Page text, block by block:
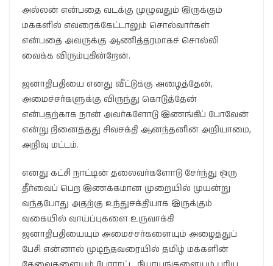
அல்லன் என்பதை வடக்கு முழுவதும் இருக்கும்
மக்களில் எவரைக்கேட்டாலும் சொல்வார்கள்
என்பதை அவருக்கு ஆணித்தரமாகச் சொல்லி
வைக்க விரும்புகின்றேன்.
ஜனாதிபதியை எனது வீட்டுக்கு அழைத்தேன்,
அமைச்சர்களுக்கு விருந்து கொடுத்தேன்
என்பதற்காக நான் அவர்களோடு இணங்கிப் போவேன்
என்று நினைத்தது சிவசக்தி ஆனந்தனின் அறியாமை,
அறிவு மட்டம்.
எனது கட்சி நாட்டின் தலைவர்களோடு சேர்ந்து ஒரு
தீர்வைப் பெற இணக்கமான முறையில் முயன்று
வந்தபோது அதற்கு உந்துசக்தியாக இருக்கும்
வகையில் வாய்ப்புகளை உருவாக்கி
ஜனாதிபதியையும் அமைச்சர்களையும் அழைத்துப்
பேசி என்னால் முடிந்தவரையில் தமிழ் மக்களின்